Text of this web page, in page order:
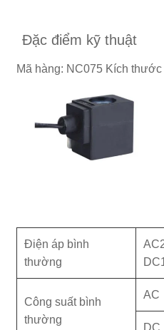
Đặc điểm kỹ thuật
Mã hàng: NC075 Kích thước
Điện áp bình
thường
Công suất bình
thường
AC